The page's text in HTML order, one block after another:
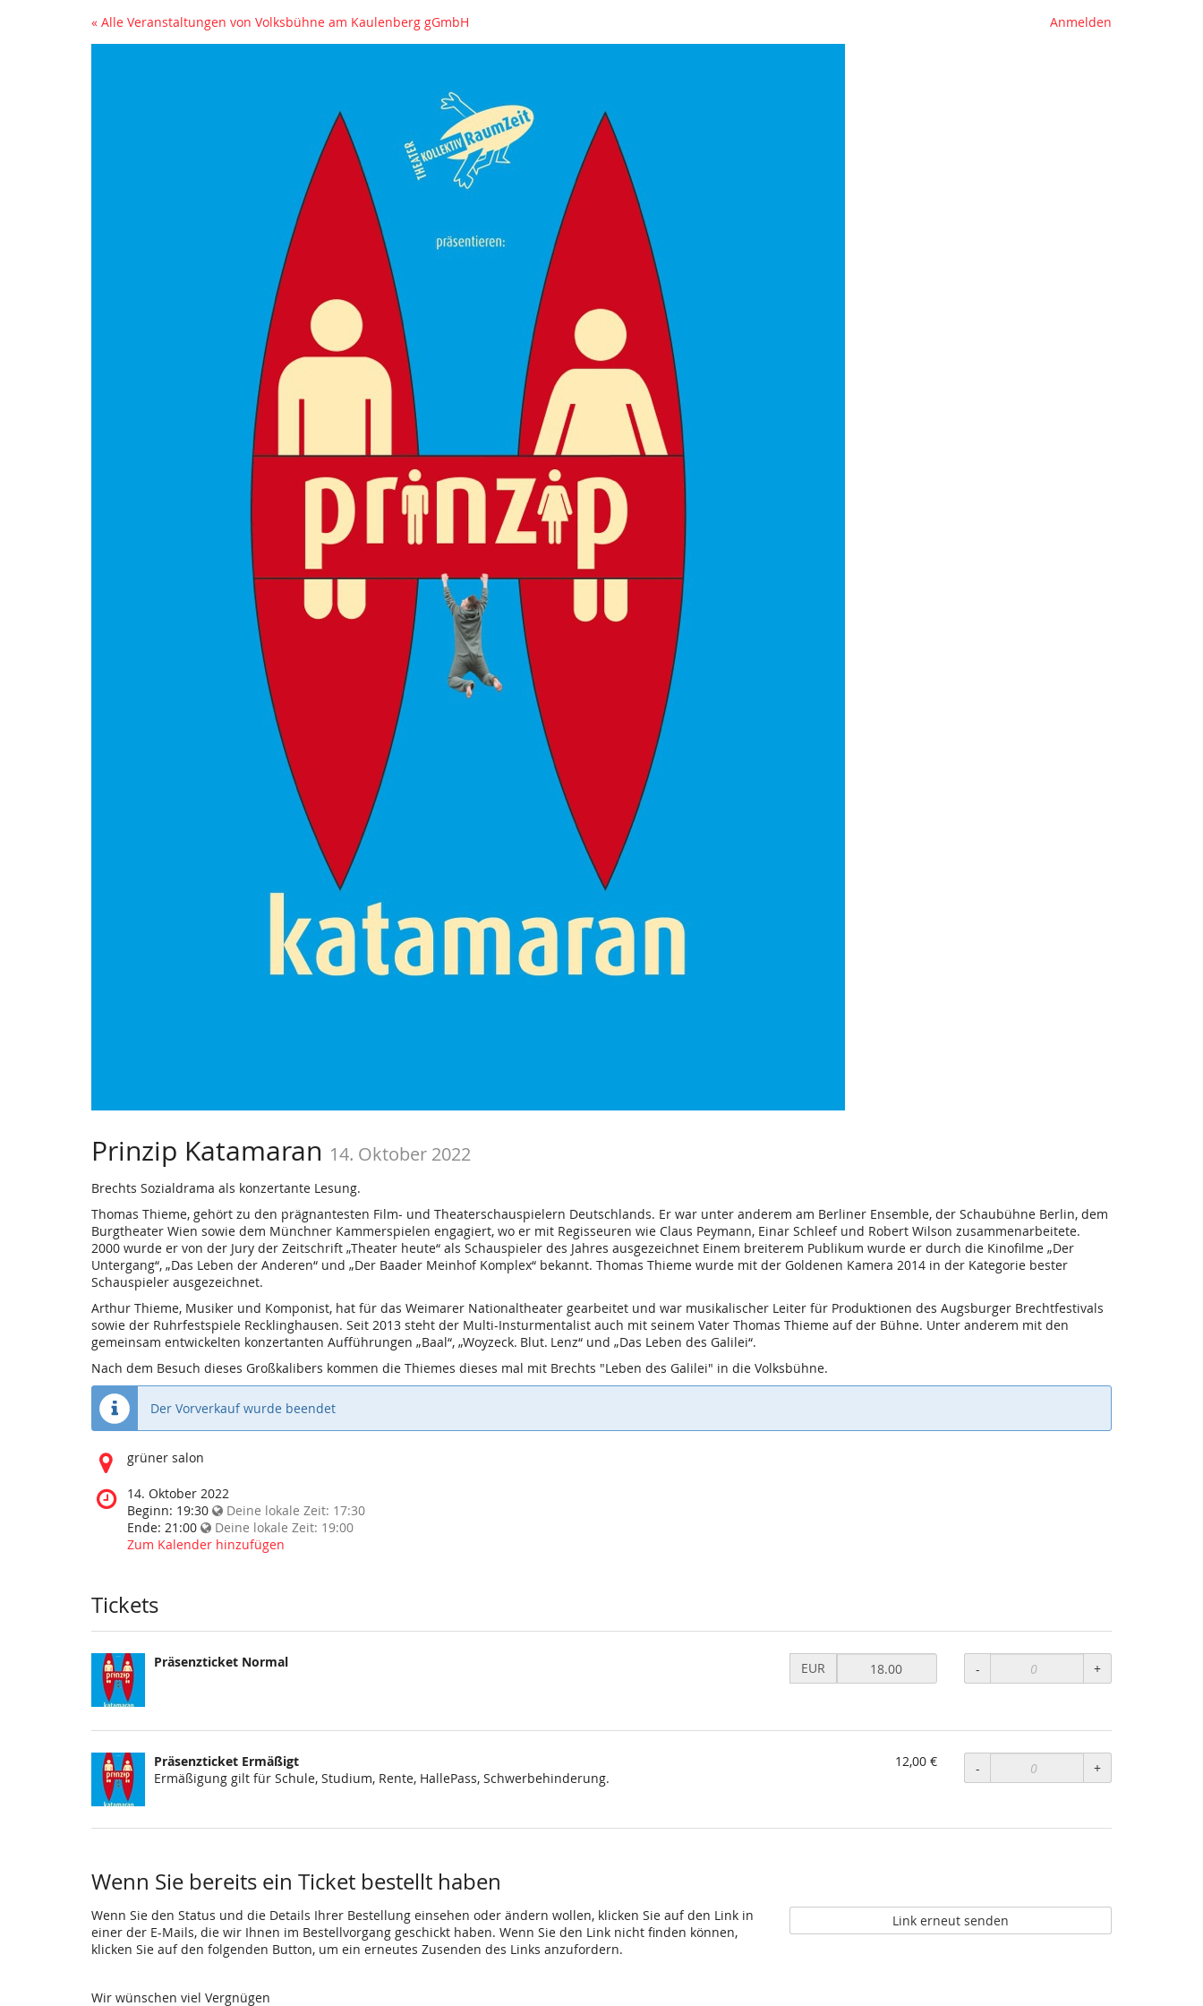
Anmelden
« Alle Veranstaltungen von Volksbühne am Kaulenberg gGmbH
Prinzip Katamaran 14. Oktober 2022
Brechts Sozialdrama als konzertante Lesung.
Thomas Thieme, gehört zu den prägnantesten Film- und Theaterschauspielern Deutschlands. Er war unter anderem am Berliner Ensemble, der Schaubühne Berlin, dem
Burgtheater Wien sowie dem Münchner Kammerspielen engagiert, wo er mit ­Regisseuren wie Claus Peymann, Einar Schleef und Robert Wilson zusammenarbeitete.
2000 wurde er von der Jury der Zeitschrift „Theater heute“ als Schauspieler des Jahres ausgezeichnet Einem breiterem Publikum wurde er durch die Kinofilme „Der
Untergang“, „Das Leben der Anderen“ und „Der Baader Meinhof Komplex“ bekannt. Thomas Thieme wurde mit der Goldenen Kamera 2014 in der Kategorie bester
Schauspieler ausgezeichnet.
Arthur Thieme, Musiker und Komponist, hat für das Weimarer Nationaltheater gearbeitet und war musikalischer Leiter für Produktionen des Augsburger Brechtfestivals
sowie der Ruhrfestspiele Recklinghausen. Seit 2013 steht der Multi-Insturmentalist auch mit seinem Vater Thomas Thieme auf der Bühne. Unter anderem mit den
gemeinsam entwickelten konzertanten Aufführungen „Baal“, „Woyzeck. Blut. Lenz“ und „Das Leben des Galilei“.
Nach dem Besuch dieses Großkalibers kommen die Thiemes dieses mal mit Brechts "Leben des Galilei" in die Volksbühne.
Der Vorverkauf wurde beendet
Wo
diese
Veranstaltung
statt?
grüner salon
Wann
findet
diese
Veranstaltung
14. Oktober 2022
Beginn: 19:30 Deine lokale Zeit: 17:30
Ende: 21:00 Deine lokale Zeit: 19:00
Zum Kalender hinzufügen
Tickets
Präsenzticket Normal
Preis
Präsenzticket
EUR - +
Präsenzticket Ermäßigt
Ermäßigung gilt für Schule, Studium, Rente, HallePass, Schwerbehinderung.
12,00 € - +
Wenn Sie bereits ein Ticket bestellt haben
Wenn Sie den Status und die Details Ihrer Bestellung einsehen oder ändern wollen, klicken Sie auf den Link in
einer der E-Mails, die wir Ihnen im Bestellvorgang geschickt haben. Wenn Sie den Link nicht finden können,
klicken Sie auf den folgenden Button, um ein erneutes Zusenden des Links anzufordern.
Link erneut senden
Wir wünschen viel Vergnügen